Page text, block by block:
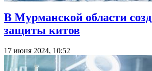
В Мурманской области
защиты китов
17 июня 2024, 10:52